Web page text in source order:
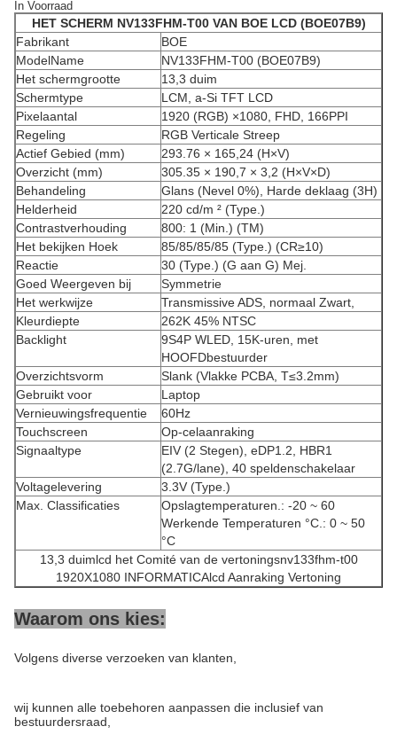
In Voorraad
HET SCHERM NV133FHM-T00 VAN BOE LCD (BOE07B9)
Fabrikant
BOE
ModelName
NV133FHM-T00 (BOE07B9)
Het schermgrootte
13,3 duim
Schermtype
LCM, a-Si TFT LCD
Pixelaantal
1920 (RGB) ×1080, FHD, 166PPI
Regeling
RGB Verticale Streep
Actief Gebied (mm)
293.76 × 165,24 (H×V)
Overzicht (mm)
305.35 × 190,7 × 3,2 (H×V×D)
Behandeling
Glans (Nevel 0%), Harde deklaag (3H)
Helderheid
220 cd/m ² (Type.)
Contrastverhouding
800: 1 (Min.) (TM)
Het bekijken Hoek
85/85/85/85 (Type.) (CR≥10)
Reactie
30 (Type.) (G aan G) Mej.
Goed Weergeven bij
Symmetrie
Het werkwijze
Transmissive ADS, normaal Zwart,
Kleurdiepte
262K 45% NTSC
Backlight
9S4P WLED, 15K-uren, met
HOOFDbestuurder
Overzichtsvorm
Slank (Vlakke PCBA, T≤3.2mm)
Gebruikt voor
Laptop
Vernieuwingsfrequentie
60Hz
Touchscreen
Op-celaanraking
Signaaltype
EIV (2 Stegen), eDP1.2, HBR1
(2.7G/lane), 40 speldenschakelaar
Voltagelevering
3.3V (Type.)
Max. Classificaties
Opslagtemperaturen.: -20 ~ 60
Werkende Temperaturen °C.: 0 ~ 50
°C
13,3 duimlcd het Comité van de vertoningsnv133fhm-t00
1920X1080 INFORMATICAlcd Aanraking Vertoning
Waarom ons kies:
Volgens diverse verzoeken van klanten,
wij kunnen alle toebehoren aanpassen die inclusief van
bestuurdersraad,